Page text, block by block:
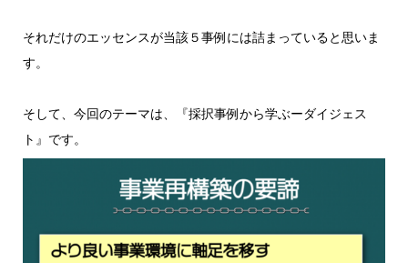
それだけのエッセンスが当該５事例には詰まっていると思いま
す。
そして、今回のテーマは、『採択事例から学ぶーダイジェス
ト』です。